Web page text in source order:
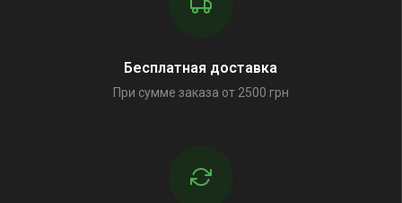
Бесплатная доставка
При сумме заказа от 2500 грн